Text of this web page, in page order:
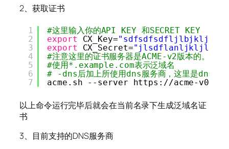
2、获取证书
1
2
3
4
5
6
7
#这里输入你的API KEY 和SECRET KEY
export
CX_Key=
export
CX_Secret=
#注意这里的证书服务器是ACME-v2版本的。
#使用*.example.com表示泛域名
# -dns后加上所使用dns服务商，这里是dns_cx
acme.sh --server https: //acme-v02
以上命令运行完毕后就会在当前名录下生成泛域名证
书
3、目前支持的DNS服务商